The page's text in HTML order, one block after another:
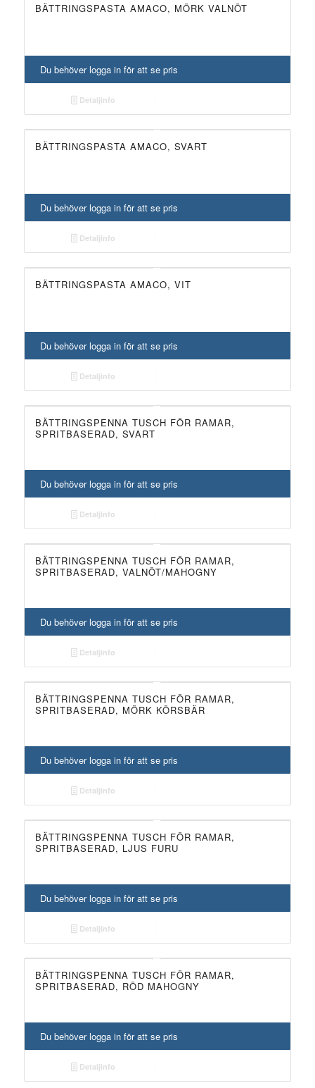
BÄTTRINGSPASTA AMACO, MÖRK VALNÖT
Du behöver logga in för att se pris
Detaljinfo
BÄTTRINGSPASTA AMACO, SVART
Du behöver logga in för att se pris
Detaljinfo
BÄTTRINGSPASTA AMACO, VIT
Du behöver logga in för att se pris
Detaljinfo
BÄTTRINGSPENNA TUSCH FÖR RAMAR,
SPRITBASERAD, SVART
Du behöver logga in för att se pris
Detaljinfo
BÄTTRINGSPENNA TUSCH FÖR RAMAR,
SPRITBASERAD, VALNÖT/MAHOGNY
Du behöver logga in för att se pris
Detaljinfo
BÄTTRINGSPENNA TUSCH FÖR RAMAR,
SPRITBASERAD, MÖRK KÖRSBÄR
Du behöver logga in för att se pris
Detaljinfo
BÄTTRINGSPENNA TUSCH FÖR RAMAR,
SPRITBASERAD, LJUS FURU
Du behöver logga in för att se pris
Detaljinfo
BÄTTRINGSPENNA TUSCH FÖR RAMAR,
SPRITBASERAD, RÖD MAHOGNY
Du behöver logga in för att se pris
Detaljinfo